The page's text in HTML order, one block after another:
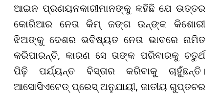
ଆଇନ ପ୍ରଣୟନକାରୀମାନଙ୍କୁ କହିଛି ଯେ ଉତ୍ତର
କୋରିଆର ନେତା କିମ୍ ଜଙ୍ଗ ଉନ୍‌ଙ୍କ କିଶୋରୀ
ଝିଅଙ୍କୁ ଦେଶର ଭବିଷ୍ୟତ ନେତା ଭାବରେ ନାମିତ
କରିପାରନ୍ତି, କାରଣ ସେ ତାଙ୍କ ପରିବାରକୁ ଚତୁର୍ଥ
ପିଢ଼ି ପର୍ଯ୍ୟନ୍ତ ବିସ୍ତାର କରିବାକୁ ଚାହୁଁଛନ୍ତି।
ଆସୋସିଏଟେଡ୍ ପ୍ରେସ୍ ଅନୁଯାୟୀ, ଜାତୀୟ ଗୁପ୍ତଚର